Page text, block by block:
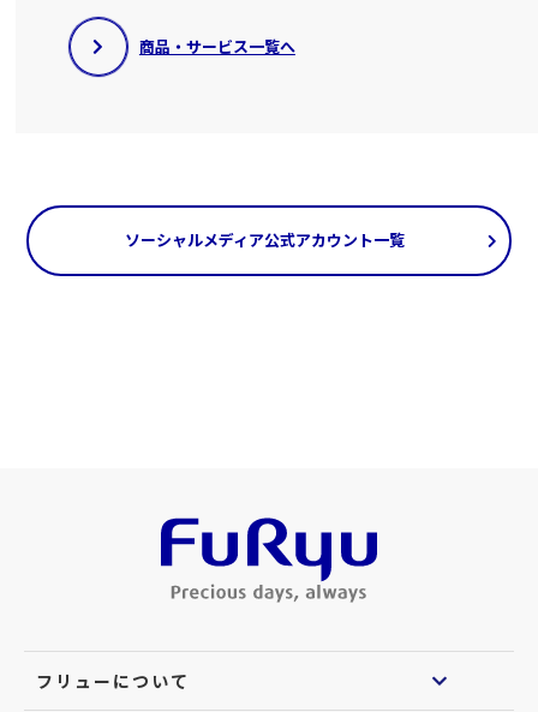
商品・サービス一覧へ
ソーシャルメディア公式アカウント一覧
フリューについて